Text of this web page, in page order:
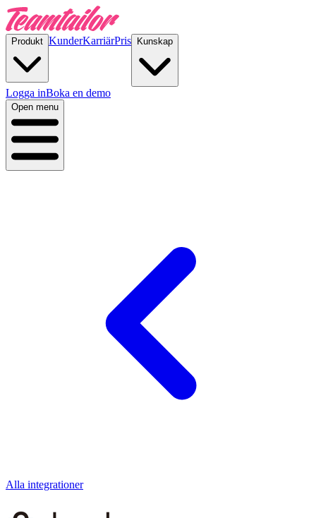
Produkt KunderKarriärPris Kunskap
Logga inBoka en demo
Open menu
Alla integrationer